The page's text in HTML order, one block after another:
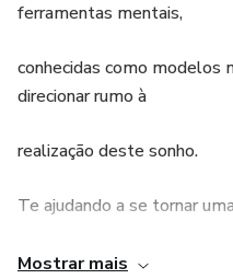
ferramentas mentais,
conhecidas como modelos
direcionar rumo à
realização deste sonho.
Te ajudando a se tornar
realiza seus próprios sonhos.
Mostrar mais